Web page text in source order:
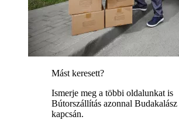
Mást keresett?
Ismerje meg a többi oldalunkat is
Bútorszállítás azonnal Budakalász
kapcsán.